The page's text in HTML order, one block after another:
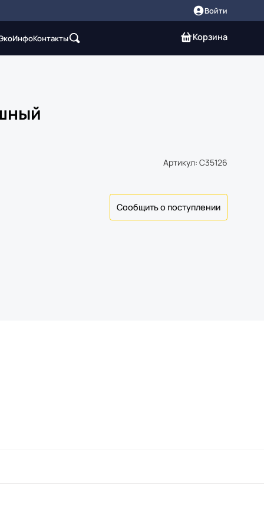
Войти
ИнфоКонтакты Корзина
Артикул: C35126